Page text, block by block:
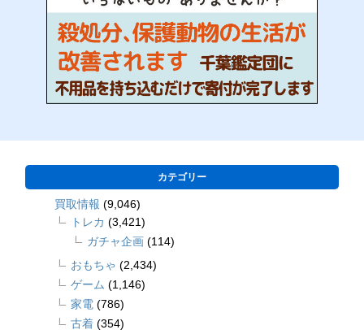
カテゴリー
買取情報 (9,046)
トレカ (3,421)
ガチャ企画 (114)
おもちゃ (2,434)
ゲーム (1,146)
家電 (786)
古着 (354)